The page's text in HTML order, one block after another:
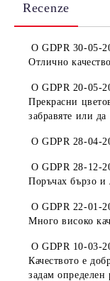
Recenze
OGDPR 30-05-
Отлично
OGDPR 20-05-
Прекрасни
забравяте или
OGDPR 28-04-
OGDPR 28-12-
Поръчах бързо и
OGDPR 22-01-
Много високо
OGDPR 10-03-
Качеството е
задам